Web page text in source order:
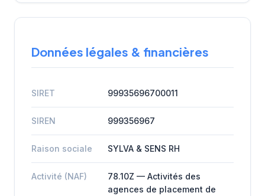
Données légales & financières
SIRET 99935696700011
SIREN 999356967
Raison sociale SYLVA & SENS RH
Activité (NAF)
78.10Z — Activités des
agences de placement de